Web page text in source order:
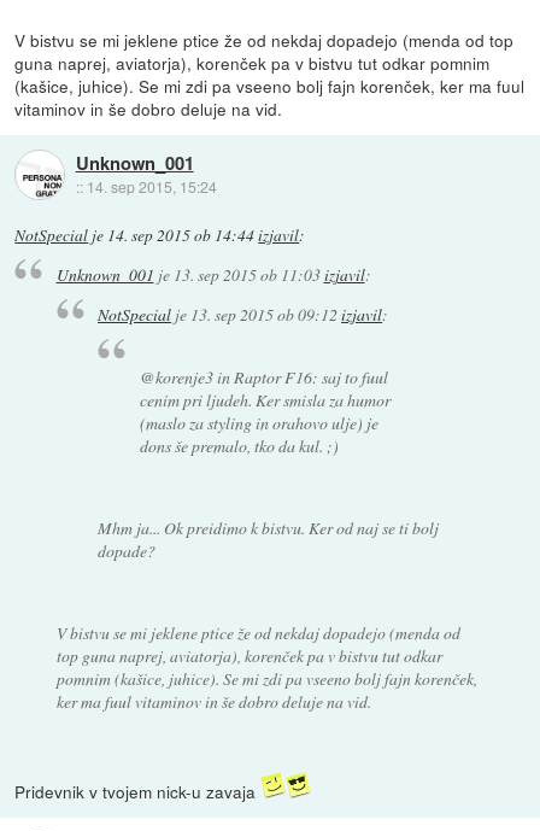
V bistvu se mi jeklene ptice že od nekdaj dopadejo (menda od top
guna naprej, aviatorja), korenček pa v bistvu tut odkar pomnim
(kašice, juhice). Se mi zdi pa vseeno bolj fajn korenček, ker ma fuul
vitaminov in še dobro deluje na vid.
Unknown_001
:: 14. sep 2015, 15:24
NotSpecial je 14. sep 2015 ob 14:44izjavil:
Unknown_001 je 13. sep 2015 ob 11:03izjavil:
NotSpecial je 13. sep 2015 ob 09:12izjavil:
@korenje3 in Raptor F16: saj to fuul
cenim pri ljudeh. Ker smisla za humor
(maslo za styling in orahovo ulje) je
dons še premalo, tko da kul. ;)
Mhm ja... Ok preidimo k bistvu. Ker od naj se ti bolj
dopade?
V bistvu se mi jeklene ptice že od nekdaj dopadejo (menda od
top guna naprej, aviatorja), korenček pa v bistvu tut odkar
pomnim (kašice, juhice). Se mi zdi pa vseeno bolj fajn korenček,
ker ma fuul vitaminov in še dobro deluje na vid.
Pridevnik v tvojem nick-u zavaja